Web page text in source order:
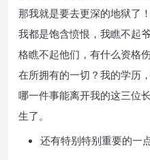
那我就是要去更深的地狱了
我都是饱含愤恨，我瞧不起
格瞧不起他们，有什么资格
在所拥有的一切？我的学历
哪一件事能离开我的这三位
生了。
还有特别特别重要的一